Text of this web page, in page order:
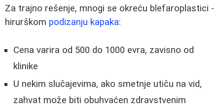
Za trajno rešenje, mnogi se okreću blefaroplastici -
hirurškom podizanju kapaka:
Cena varira od 500 do 1000 evra, zavisno od
klinike
U nekim slučajevima, ako smetnje utiču na vid,
zahvat može biti obuhvaćen zdravstvenim